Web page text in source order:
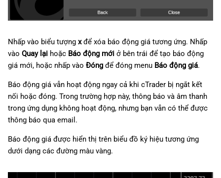
Nhấp vào biểu tượng xđể xóa báo động giá tương ứng. Nhấp
vào Quay lại hoặc Báo động mới ở bên trái để tạo báo động
giá mới, hoặc nhấp vào Đóng để đóng menu Báo động giá.
Báo động giá vẫn hoạt động ngay cả khi cTrader bị ngắt kết
nối hoặc đóng. Trong trường hợp này, thông báo và âm thanh
trong ứng dụng không hoạt động, nhưng bạn vẫn có thể được
thông báo qua email.
Báo động giá được hiển thị trên biểu đồ ký hiệu tương ứng
dưới dạng các đường màu vàng.